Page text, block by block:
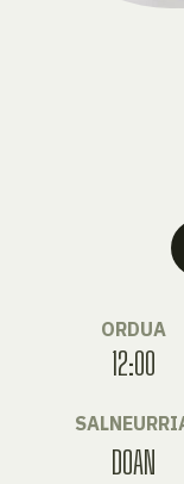
ORDUA
12:00
DOAN